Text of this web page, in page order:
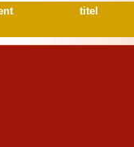
titel